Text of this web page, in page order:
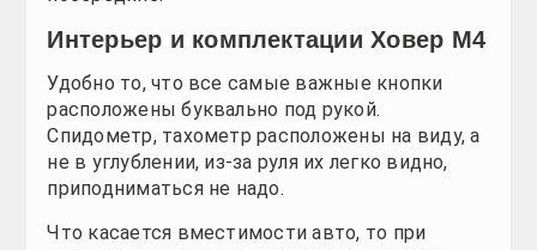
Стандартное оснащение минимально возможное.
регулирования при помощи кнопок на руле.
как подогрев сидений и зеркал предоставляются
Luxe
Люкс-комплектация уже гораздо богаче. Здесь
Elite